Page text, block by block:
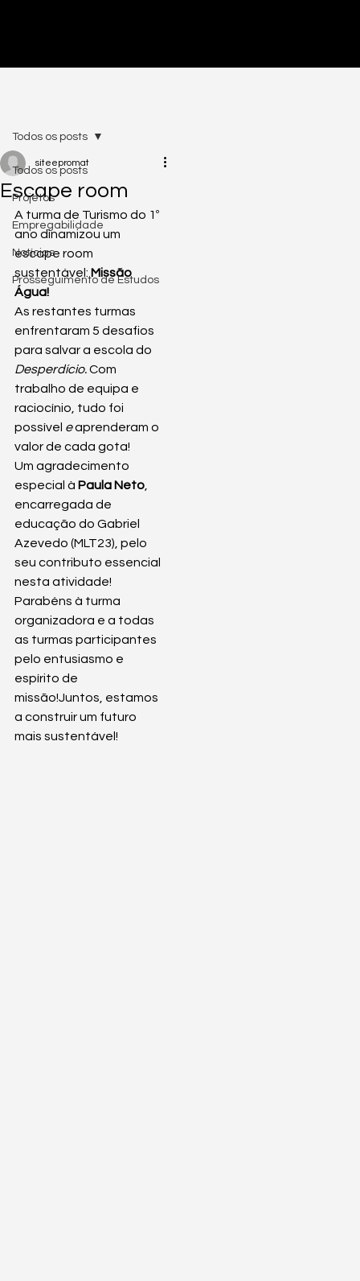
Todos os posts
Projetos
Empregabilidade
Notícias
Prosseguimento de Estudos
Todos os posts
Escape room
siteepromat
A turma de Turismo do 1º
ano dinamizou um
escape room
sustentável: Missão
Água!
As restantes turmas
enfrentaram 5 desafios
para salvar a escola do
Desperdício. Com
trabalho de equipa e
raciocínio, tudo foi
possível e aprenderam o
valor de cada gota!
Um agradecimento
especial à Paula Neto
encarregada de
educação do Gabriel
Azevedo (MLT23), pelo
seu contributo essencial
nesta atividade!
Parabéns à turma
organizadora e a todas
as turmas participantes
pelo entusiasmo e
espírito de
missão!Juntos, estamos
a construir um futuro
mais sustentável!